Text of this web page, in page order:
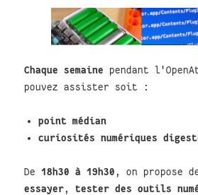
Chaque semaine pendant
pouvez assister soit :
point médian
curiosités numériques
De18h30 à 19h30 , on propose
essayer ,tester des outils